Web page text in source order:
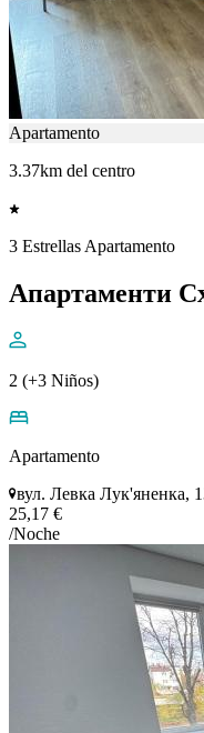
Apartamento
3.37km del centro
3 Estrellas Apartamento
Апартаменти
2 (+3 Niños)
Apartamento
вул. Левка Лук'яненка,
25,17 €
/Noche